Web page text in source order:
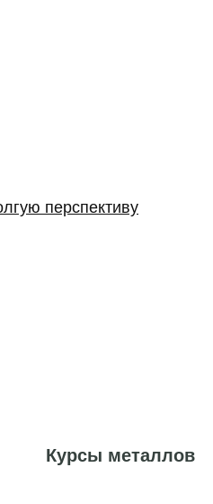
Курсы металлов
перспективу